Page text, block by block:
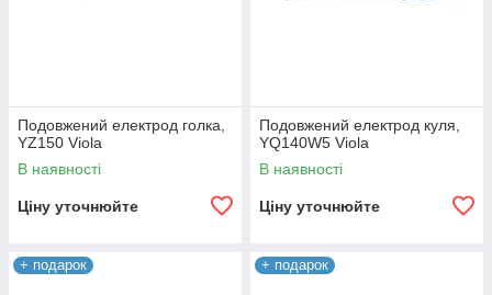
Подовжений електрод голка,
YZ150 Viola
В наявності
Ціну уточнюйте
Подовжений електрод куля,
YQ140W5 Viola
В наявності
Ціну уточнюйте
+ подарок + подарок